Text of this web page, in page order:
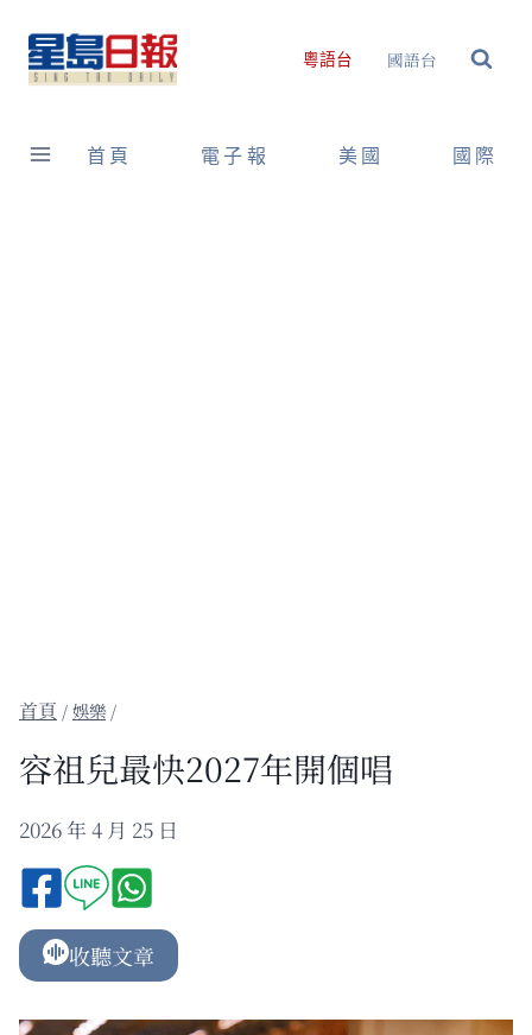
content
粵語台 國語台
首頁 電子報 美國 國際
/娛樂 /
容祖兒最快2027年開個唱
2026 年 4 月 25 日
收聽文章